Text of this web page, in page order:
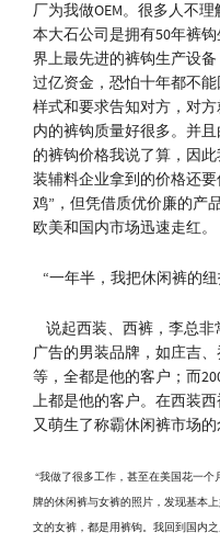
厂为我做OEM。很多人不
本大石公司是拥有50年裤
界上最先进的裤钩生产设
过亿资金，恐怕十年都不
样式和要求告知对方，对
内的裤钩质量好很多。并
的裤钩价格我说了算，因
装辅料企业拿到的价格还
鸡”，但凭借质优价廉的产
欧美和国内市场迅速走红。
“一年半，我把休闲裤的
说起西装、西裤，李总非
广告的男装品牌，如庄吉
等，全都是他的客户；而
上都是他的客户。在西装
又萌生了称霸休闲裤市场的
“我做了很多工作，甚至在美国花一
牌的休闲裤与女裤的照片，发现基本
文的女裤，都是用裤钩。我回到国内